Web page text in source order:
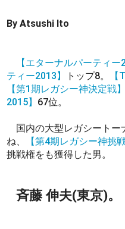
By Atsushi Ito
【エターナルパーティー
ティー2013】
トップ8。
【第1期レガシー神決定戦
2015】 67位。
国内の大型レガシートー
ね、
【第4期レガシー神挑
挑戦権をも獲得した男。
斉藤 伸夫(東京)。